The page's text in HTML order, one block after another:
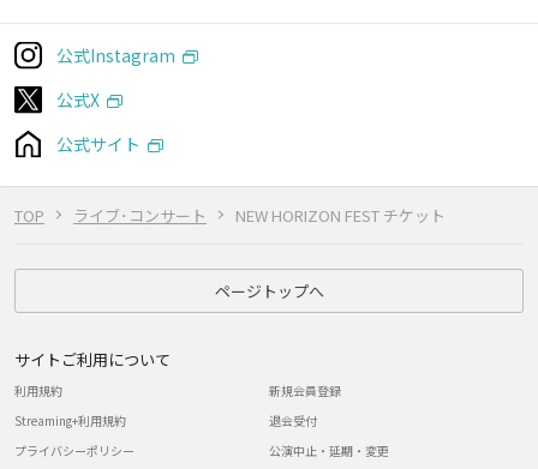
TOP ライブ･コンサート NEW HORIZON FEST チケット
公式Instagram
公式X
公式サイト
ページトップへ
サイトご利用について
利用規約
Streaming+利用規約
プライバシーポリシー
新規会員登録
退会受付
公演中止・延期・変更